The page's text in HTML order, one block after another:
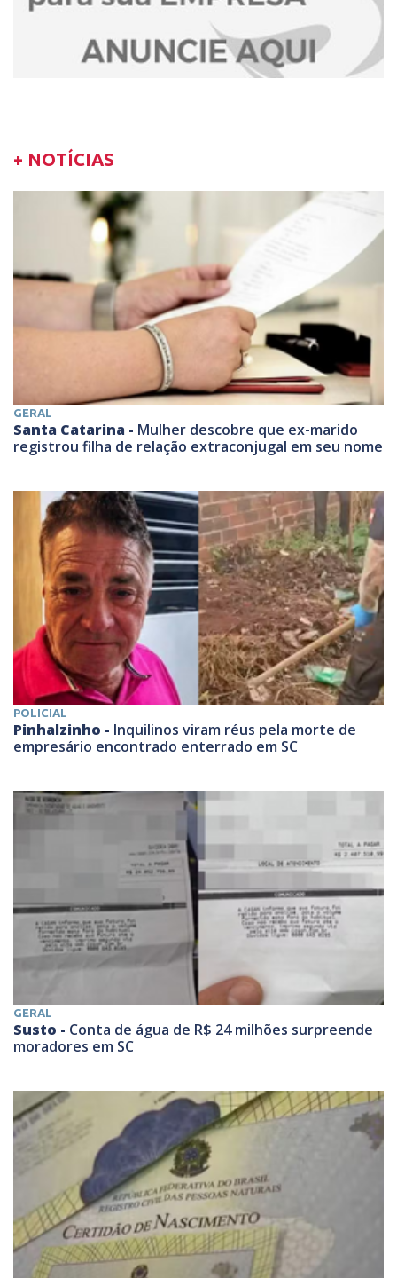
+ NOTÍCIAS
GERAL
Santa Catarina - Mulher descobre que ex-marido
registrou filha de relação extraconjugal em seu nome
POLICIAL
Pinhalzinho - Inquilinos viram réus pela morte de
empresário encontrado enterrado em SC
GERAL
Susto - Conta de água de R$ 24 milhões surpreende
moradores em SC